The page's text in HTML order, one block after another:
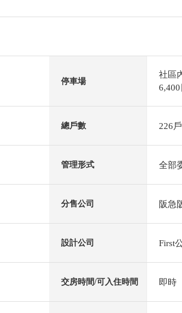
停車場
社區
總戶數 226戶
管理形式 全部
分售公司 阪急
設計公司 First
交房時間/可入住時間 即時